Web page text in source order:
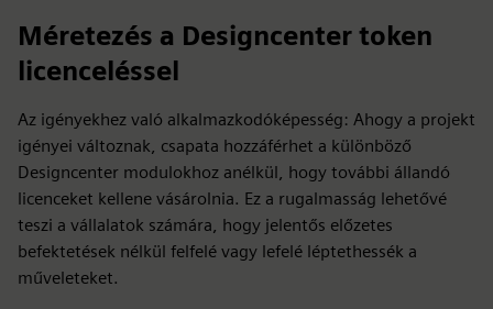
Méretezés a Designcenter token
licenceléssel
Az igényekhez való alkalmazkodóképesség: Ahogy a projekt
igényei változnak, csapata hozzáférhet a különböző
Designcenter modulokhoz anélkül, hogy további állandó
licenceket kellene vásárolnia. Ez a rugalmasság lehetővé
teszi a vállalatok számára, hogy jelentős előzetes
befektetések nélkül felfelé vagy lefelé léptethessék a
műveleteket.